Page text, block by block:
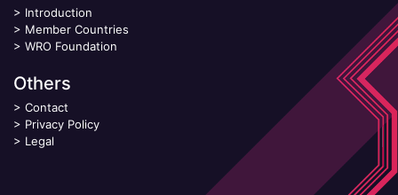
> Introduction
> Member Countries
> WRO Foundation
Others
> Contact
> Privacy Policy
> Legal